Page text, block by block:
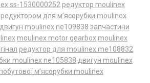
ss-1530000252 редуктор moulinex
для м’ясорубки moulinex
двигун moulinex ne109838 запчастини
moulinex motor gearbox moulinex
редуктор для moulinex me108832
moulinex ne105838 двигун moulinex
м’ясорубки moulinex